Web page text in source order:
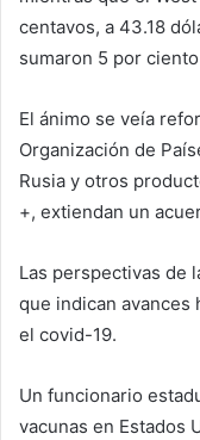
centavos, a 43.18
sumaron 5 por
El ánimo se veía
Organización de
Rusia y otros
+, extiendan un
Las perspectivas de
que indican avances
el covid-19.
Un funcionario
vacunas en Estados